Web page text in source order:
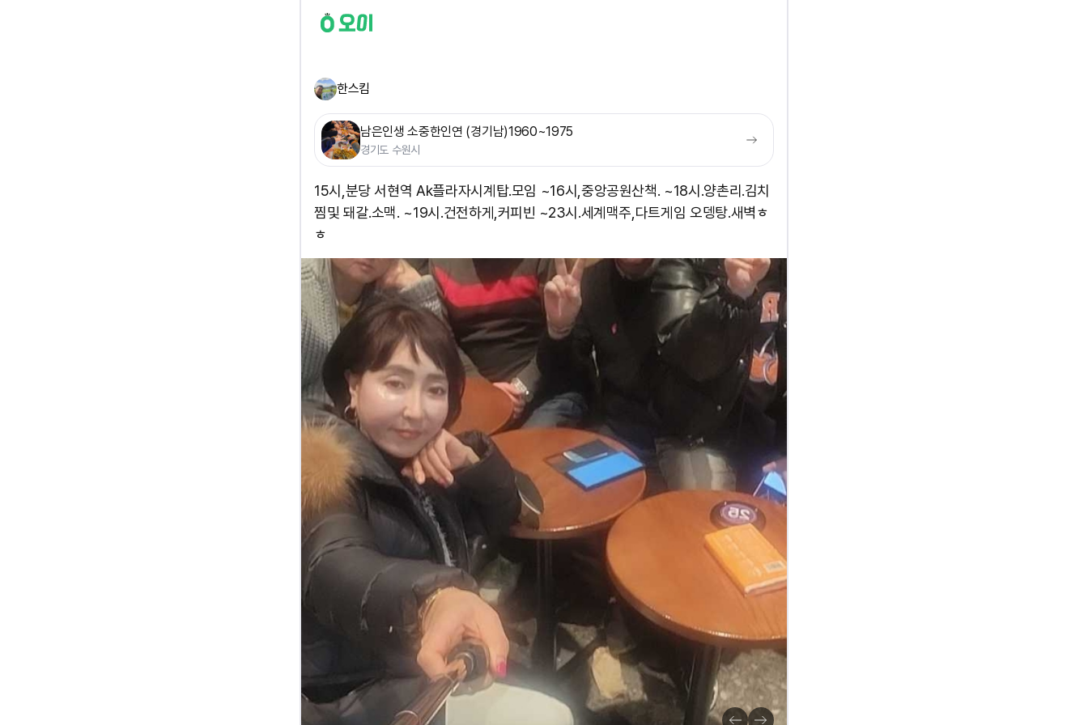
한스킴
남은인생 소중한인연 (경기남)1960~1975
경기도 수원시
15시,분당 서현역 Ak플라자시계탑.모임 ~16시,중앙공원산책. ~18시.양촌리.김치
찜및 돼갈.소맥. ~19시.건전하게,커피빈 ~23시.세계맥주,다트게임 오뎅탕.새벽ㅎ
ㅎ